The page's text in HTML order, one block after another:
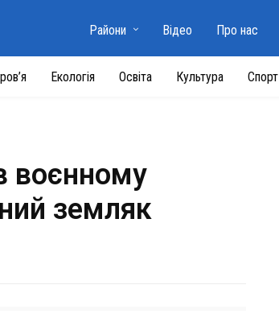
Екологія Освіта Культура Спорт
Райони Відео Про нас
воєнному
земляк